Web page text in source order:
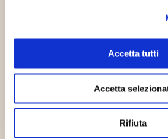
Accetta tutti
Accetta
Rifiuta
Altri articoli che